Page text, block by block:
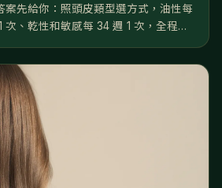
案先給你：照頭皮類型選方式，油性每
次、乾性和敏感每 34 週 1 次，全程用